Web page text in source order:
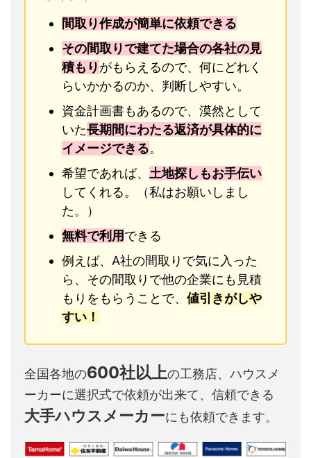
間取り作成が簡単に依頼できる
その間取りで建てた場合の各社の見
積もりがもらえるので、何にどれく
らいかかるのか、判断しやすい。
資金計画書もあるので、漠然として
いた長期間にわたる返済が具体的に
イメージできる。
希望であれば、 土地探しもお手伝い
してくれる。（私はお願いしまし
た。）
無料で利用できる
例えば、A社の間取りで気に入った
ら、その間取りで他の企業にも見積
もりをもらうことで、 値引きがしや
すい！
全国各地の600社以上の工務店、ハウスメ
ーカーに選択式で依頼が出来て、信頼できる
大手ハウスメーカーにも依頼できます。